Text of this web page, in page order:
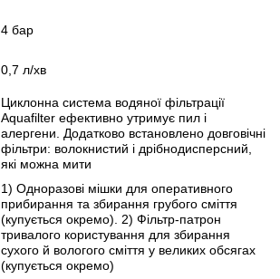
4 бар
0,7 л/хв
Циклонна система водяної фільтрації
Aquafilter ефективно утримує пил і
алергени. Додатково встановлено довговічні
фільтри: волокнистий і дрібнодисперсний,
які можна мити
1) Одноразові мішки для оперативного
прибирання та збирання грубого сміття
(купується окремо). 2) Фільтр-патрон
тривалого користування для збирання
сухого й вологого сміття у великих обсягах
(купується окремо)